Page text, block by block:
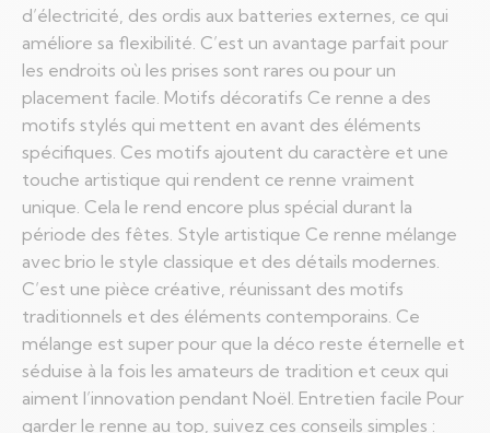
d’électricité, des ordis aux batteries externes, ce qui
améliore sa flexibilité. C’est un avantage parfait pour
les endroits où les prises sont rares ou pour un
placement facile. Motifs décoratifs Ce renne a des
motifs stylés qui mettent en avant des éléments
spécifiques. Ces motifs ajoutent du caractère et une
touche artistique qui rendent ce renne vraiment
unique. Cela le rend encore plus spécial durant la
période des fêtes. Style artistique Ce renne mélange
avec brio le style classique et des détails modernes.
C’est une pièce créative, réunissant des motifs
traditionnels et des éléments contemporains. Ce
mélange est super pour que la déco reste éternelle et
séduise à la fois les amateurs de tradition et ceux qui
aiment l’innovation pendant Noël. Entretien facile Pour
garder le renne au top, suivez ces conseils simples :